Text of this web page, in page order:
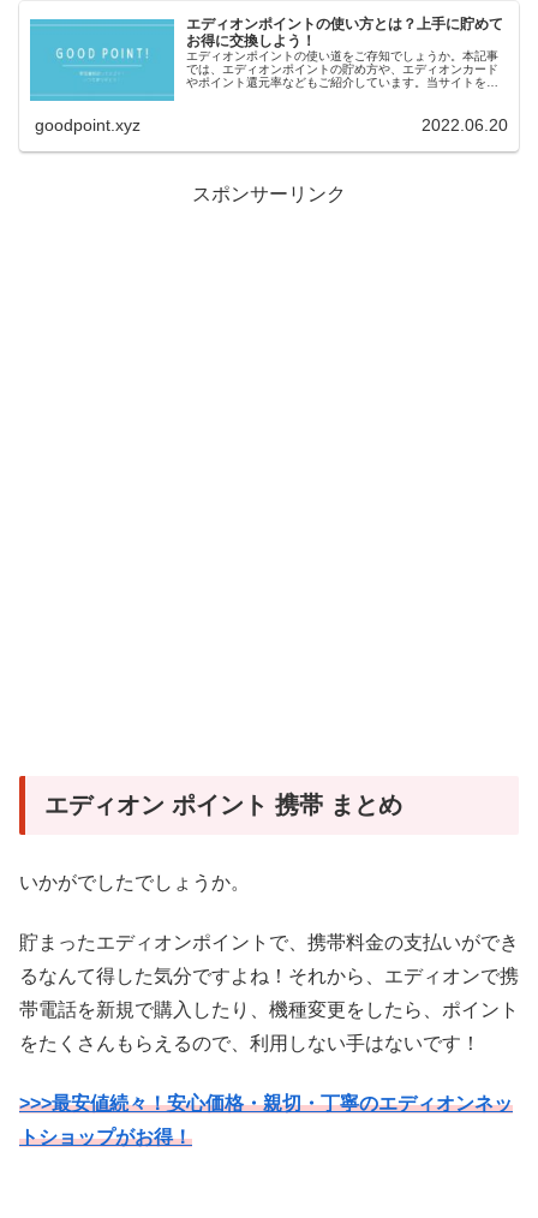
エディオンポイントの使い方とは？上手に貯めて
お得に交換しよう！
エディオンポイントの使い道をご存知でしょうか。本記事
では、エディオンポイントの貯め方や、エディオンカード
やポイント還元率などもご紹介しています。当サイトを読
goodpoint.xyz 2022.06.20
スポンサーリンク
エディオン ポイント 携帯 まとめ
いかがでしたでしょうか。
貯まったエディオンポイントで、携帯料金の支払いができ
るなんて得した気分ですよね！それから、エディオンで携
帯電話を新規で購入したり、機種変更をしたら、ポイント
をたくさんもらえるので、利用しない手はないです！
>>>最安値続々！安心価格・親切・丁寧のエディオンネッ
トショップがお得！